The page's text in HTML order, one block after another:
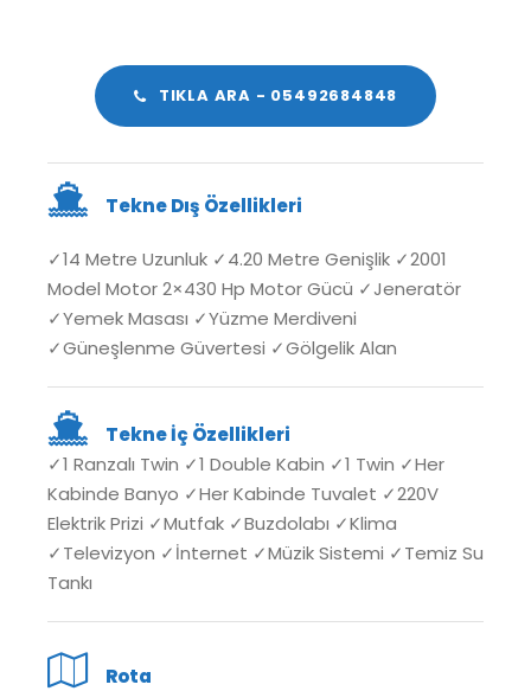
TIKLA ARA - 05492684848
Tekne Dış Özellikleri
✓14 Metre Uzunluk ✓4.20 Metre Genişlik ✓2001
Model Motor 2×430 Hp Motor Gücü ✓Jeneratör
✓Yemek Masası ✓Yüzme Merdiveni
✓Güneşlenme Güvertesi ✓Gölgelik Alan
Tekne İç Özellikleri
✓1 Ranzalı Twin ✓1 Double Kabin ✓1 Twin ✓Her
Kabinde Banyo ✓Her Kabinde Tuvalet ✓220V
Elektrik Prizi ✓Mutfak ✓Buzdolabı ✓Klima
✓Televizyon ✓İnternet ✓Müzik Sistemi ✓Temiz Su
Tankı
Rota